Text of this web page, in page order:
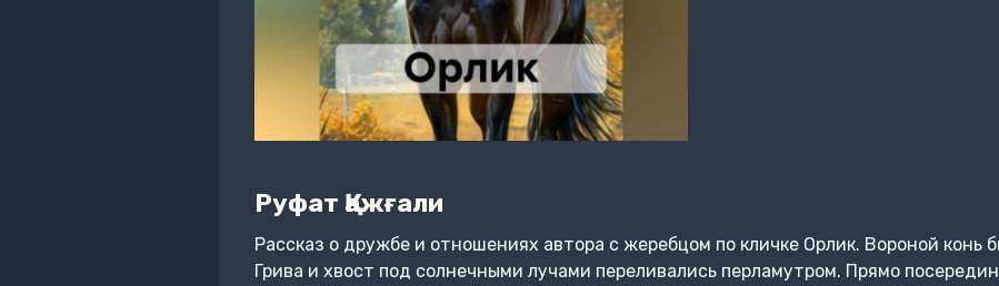
Руфат Қажғали
Рассказ о дружбе и отношениях автора с жеребцом по кличке Орлик. Вороной конь
Грива и хвост под солнечными лучами переливались перламутром. Прямо